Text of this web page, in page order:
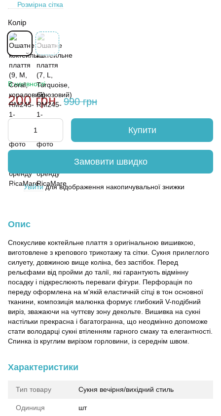
Розмірна сітка
Колір
В наявності
200 грн 990 грн
Купити
Замовити швидко
% Увійтидля відображення накопичувальної знижки
Опис
Спокусливе коктейльне плаття з оригінальною вишивкою,
виготовлене з крепового трикотажу та сітки. Сукня прилеглого
силуету, довжиною вище коліна, без застібок. Перед
рельєфами від пройми до талії, які гарантують відмінну
посадку і підкреслюють переваги фігури. Перфорація по
переду оформлена на м'якій еластичній сітці в тон основної
тканини, композиція малюнка формує глибокий V-подібний
виріз, зважаючи на чуттєву зону декольте. Вишивка на сукні
настільки прекрасна і багатогранна, що неодмінно допоможе
стати володарці сукні втіленням гарного смаку та елегантності.
Спинка із круглим вирізом горловини, із середнім швом.
Характеристики
Тип товару Сукня вечірня/вихідний стиль
Одиниця шт